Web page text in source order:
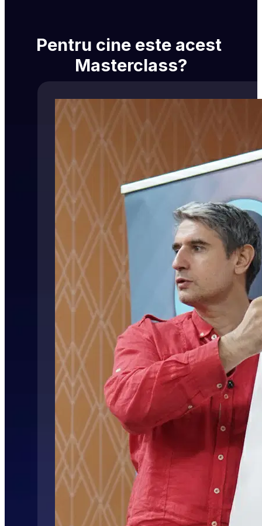
Pentru cine este acest
Masterclass?